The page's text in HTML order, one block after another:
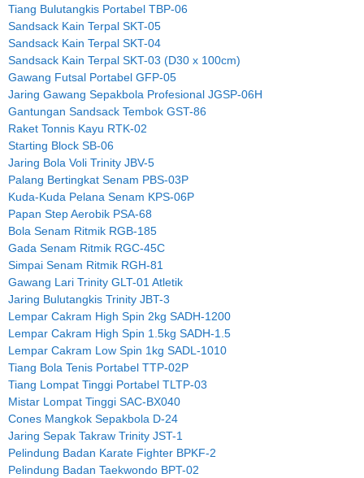
Tiang Bulutangkis Portabel TBP-06
Sandsack Kain Terpal SKT-05
Sandsack Kain Terpal SKT-04
Sandsack Kain Terpal SKT-03 (D30 x 100cm)
Gawang Futsal Portabel GFP-05
Jaring Gawang Sepakbola Profesional JGSP-06H
Gantungan Sandsack Tembok GST-86
Raket Tonnis Kayu RTK-02
Starting Block SB-06
Jaring Bola Voli Trinity JBV-5
Palang Bertingkat Senam PBS-03P
Kuda-Kuda Pelana Senam KPS-06P
Papan Step Aerobik PSA-68
Bola Senam Ritmik RGB-185
Gada Senam Ritmik RGC-45C
Simpai Senam Ritmik RGH-81
Gawang Lari Trinity GLT-01 Atletik
Jaring Bulutangkis Trinity JBT-3
Lempar Cakram High Spin 2kg SADH-1200
Lempar Cakram High Spin 1.5kg SADH-1.5
Lempar Cakram Low Spin 1kg SADL-1010
Tiang Bola Tenis Portabel TTP-02P
Tiang Lompat Tinggi Portabel TLTP-03
Mistar Lompat Tinggi SAC-BX040
Cones Mangkok Sepakbola D-24
Jaring Sepak Takraw Trinity JST-1
Pelindung Badan Karate Fighter BPKF-2
Pelindung Badan Taekwondo BPT-02